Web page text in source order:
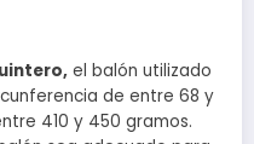
el balón utilizado
de entre 68 y
410 y 450 gramos.